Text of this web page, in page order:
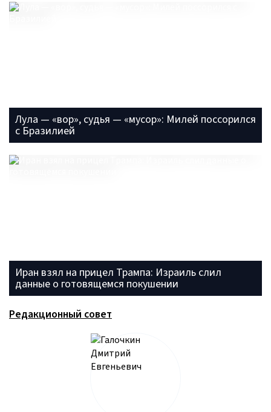
Лула — «вор», судья — «мусор»: Милей поссорился
с Бразилией
Иран взял на прицел Трампа: Израиль слил
данные о готовящемся покушении
Редакционный совет